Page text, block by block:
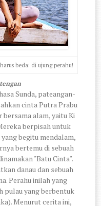
beda: di ujung perahu!
Sunda, pateangan-
cinta Putra Prabu
alam, yaitu Ki
berpisah untuk
begitu mendalam,
bertemu di sebuah
"Batu Cinta".
danau dan sebuah
Perahu inilah yang
pulau yang berbentuk
Menurut cerita ini,